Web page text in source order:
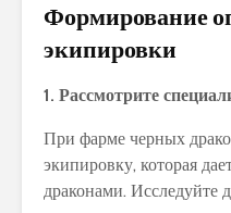
Формирование
экипировки
1. Рассмотрите
При фарме черных
экипировку, которая
драконами. Исследуйте